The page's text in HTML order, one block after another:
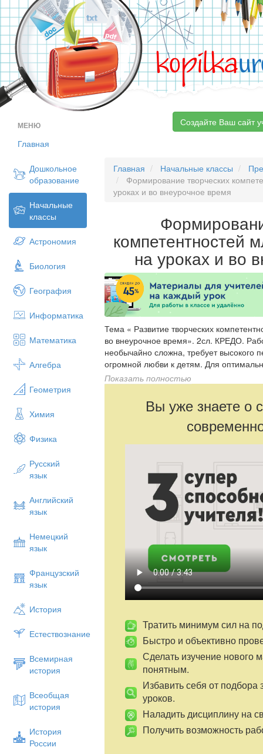
kopilka
МЕНЮ
Главная
Дошкольное
образование
Начальные
классы
Астрономия
Биология
География
Информатика
Математика
Алгебра
Геометрия
Химия
Физика
Русский
язык
Английский
язык
Немецкий
язык
Французский
язык
История
Естествознание
Всемирная
история
Всеобщая
история
История
России
Создайте Ваш сайт
Главная Начальные классы
Формирование творческих
уроках и во внеурочное время
компетентностей
на уроках и во
Тема « Развитие творческих компетентностей младших школьников на уроках и во внеурочное время». 2сл. КРЕДО. Работа учителя начальных классов необычайно сложна, требует высокого педагогического мастерства, терпения и огромной любви к детям. Для оптимального развития каждого ребёнка учитель должен знать психологические и физиологические особенности детей младшего школьного возраста и состояние здоровья каждого ребёнка. Необходимо учитывать и тот факт, что значительная часть обучающихся уже на втором и третьем году обучения не желает ходить в школу, не хочет учиться, утрачивает интерес к изучаемым предметам. Но если понаблюдать за детьми после того, как прозвенит звонок с урока, можно заметить, как дети преображаются. Здесь проявляется и решительность, и смекалка, и звонкий командный голос, и изобретательность. Разгадка проста: ребёнок из объекта деятельности превратился в субъект, которому позволено творить, порождать новое. А ведь это именно то, без чего не может в полной мере развиваться его личность, его индивидуальная мотивационно - потребностная сфера. Одна из целей учителя начальных классов состоит в том, чтобы ученик мог свободно, с использованием большого словарного запаса высказаться на любую предложенную тему. И тут неизбежен поиск наиболее эффективных способов достижения этой цели. Благодарным будет труд учителя, избравшего себе в союзники ученика. Особенностью ребенка младшего школьного возраста являются: чистота и непосредственность восприятия; богатая детская фантазия, воображение, потребность выдумывать и сочинять. Почему бы все это не использовать в учебном процессе? На уроке царит радость сотворчества, если дать каждому ребенку почувствовать что он способен и что у него есть своя «искорка.» Если детям предложить что-то необычное, они раскрепощаются, становятся изобретательными, одним словом творцами. 3сл. Творчество Определений существует множество, я выбираю следующее: творчество – это реализация человеком собственной индивидуальности. А человеческая индивидуальность всегда неповторима. В каждом ребенке есть разного рода дарования. Не дать им угаснуть в у условиях школы – задача непростая, требующая от учителя веры в возможности каждого ребенка. 4сл. По слайду ( дерево) 5 сл. . Творческая атмосфера в классе возможна только в том случае, если ребёнок не боится ошибиться, не боится допустить оплошность. Поэтому учитель должен сделать всё возможное, чтобы труд детей был радостным, а уроки – интересными. Необходимо дать возможность всем обучающимся проявить свои способности и весь свой творческий потенциал. Задача учителя состоит в том, чтобы построить учебный процесс так, чтобы побуждать детей мыслить творчески, развивать способность к самостоятельным суждениям, умение вести спор, доказывать свою точку зрения. Творчество и творческая деятельность определяет ценность человека, поэтому формирование творческой личности приобретает сегодня не только теоретический, но и практический смысл. Только творческий человек может успешно адаптироваться в социуме, противостоять негативным обстоятельствам, находить позитивные выходы из сложившихся ситуаций, способен к самореализации своих возможностей и саморазвитию. Поэтому повышается роль школы в воспитании активных, инициативных, творчески мыслящих людей. Активизация творческой познавательной деятельности обучающихся зависит в большей степени от методов и приёмов обучения, которые использует учитель на уроке. Важную роль в развитии творческого потенциала младших школьников играют творческие задания. Диапазон творческих заданий широк. 6 сл. Для формирования творческих компетенций на уроках математики применяю ребусы, шарады, задачи повышенной трудности, на смекалку, на логическое мышление. Дети сами составляют круговые примеры, задачи по картинкам, узоры по клеточкам, изготавливают дидактический материал. Принимаем участие в конкурсах и олимпиадах. Недавно участвовали во Всероссийской олимпиаде «Эврика». Ждем результаты. Дети охотно создают проекты. Недавно они подготовили проект «Числа в загадках, пословицах, поговорках» 7 сл. На уроках русского языка для развития творческих компетентностей использую различные виды работ: грамматические сказки, сочинения, изложения, викторины, блицтурниры. Например, изучая тему «Правописание частицы Не с глаголами» дети представили грамматическую сказку «Сила любви», в которой говорится о большой любви благородного Глагола к капризной частице Не, составляли рассказ по картине, писали мини-сочинение. 8 сл. Особое место в системе творческого развития занимает сочинение. Именно сочинение –
Показать полностью
Вы уже знаете о
Тратить минимум сил на
Быстро и объективно
Сделать изучение нового
понятным.
Избавить себя от подбора
уроков.
Наладить дисциплину на
Получить возможность